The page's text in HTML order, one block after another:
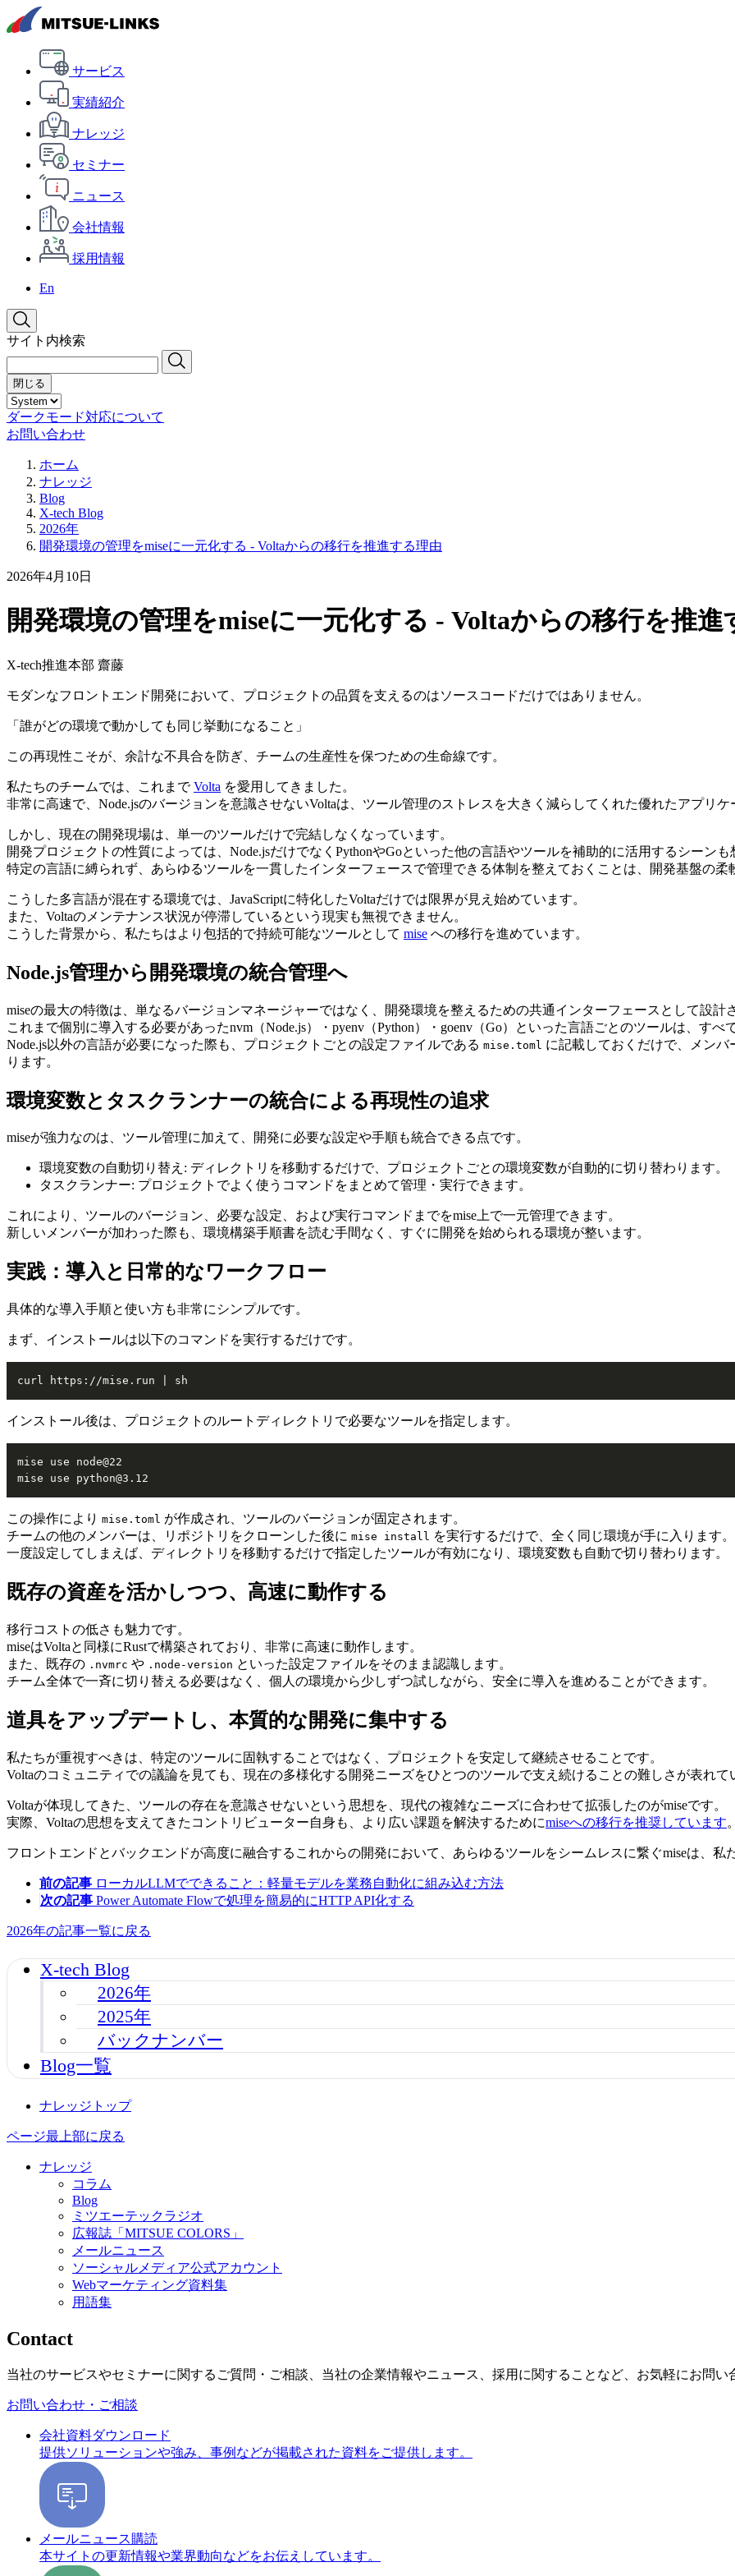
サービス
実績紹介
ナレッジ
セミナー
ニュース
会社情報
採用情報
En
サイト内検索
閉じる
ダークモード対応について
お問い合わせ
ホーム
ナレッジ
Blog
X-tech Blog
2026年
開発環境の管理をmiseに一元化する - Voltaからの移行を推進する理由
2026年4月10日
開発環境の管理をmiseに一元化する - Voltaからの移行を推進
X-tech推進本部 齋藤
モダンなフロントエンド開発において、プロジェクトの品質を支えるのはソースコードだけではありません。
「誰がどの環境で動かしても同じ挙動になること」
この再現性こそが、余計な不具合を防ぎ、チームの生産性を保つための生命線です。
私たちのチームでは、これまでVolta を愛用してきました。
非常に高速で、Node.jsのバージョンを意識させないVoltaは、ツール管理のストレスを大きく減らしてくれた優れたアプリケ
しかし、現在の開発現場は、単一のツールだけで完結しなくなっています。
開発プロジェクトの性質によっては、Node.jsだけでなくPythonやGoといった他の言語やツールを補助的に活用するシーンも
特定の言語に縛られず、あらゆるツールを一貫したインターフェースで管理できる体制を整えておくことは、開発基盤の柔
こうした多言語が混在する環境では、JavaScriptに特化したVoltaだけでは限界が見え始めています。
また、Voltaのメンテナンス状況が停滞しているという現実も無視できません。
こうした背景から、私たちはより包括的で持続可能なツールとして mise への移行を進めています。
Node.js管理から開発環境の統合管理へ
miseの最大の特徴は、単なるバージョンマネージャーではなく、開発環境を整えるための共通インターフェースとして設計
これまで個別に導入する必要があったnvm（Node.js）・pyenv（Python）・goenv（Go）といった言語ごとのツールは、すべ
Node.js以外の言語が必要になった際も、プロジェクトごとの設定ファイルである mise.toml に記載しておくだけで、メン
ります。
環境変数とタスクランナーの統合による再現性の追求
miseが強力なのは、ツール管理に加えて、開発に必要な設定や手順も統合できる点です。
環境変数の自動切り替え: ディレクトリを移動するだけで、プロジェクトごとの環境変数が自動的に切り替わります。
タスクランナー: プロジェクトでよく使うコマンドをまとめて管理・実行できます。
これにより、ツールのバージョン、必要な設定、および実行コマンドまでをmise上で一元管理できます。
新しいメンバーが加わった際も、環境構築手順書を読む手間なく、すぐに開発を始められる環境が整います。
実践：導入と日常的なワークフロー
具体的な導入手順と使い方も非常にシンプルです。
まず、インストールは以下のコマンドを実行するだけです。
curl https://mise.run | sh
インストール後は、プロジェクトのルートディレクトリで必要なツールを指定します。
mise use node@22
mise use python@3.12
この操作により mise.toml が作成され、ツールのバージョンが固定されます。
チームの他のメンバーは、リポジトリをクローンした後に mise install を実行するだけで、全く同じ環境が手に入ります。
一度設定してしまえば、ディレクトリを移動するだけで指定したツールが有効になり、環境変数も自動で切り替わります。
既存の資産を活かしつつ、高速に動作する
移行コストの低さも魅力です。
miseはVoltaと同様にRustで構築されており、非常に高速に動作します。
また、既存の .nvmrc や .node-version といった設定ファイルをそのまま認識します。
チーム全体で一斉に切り替える必要はなく、個人の環境から少しずつ試しながら、安全に導入を進めることができます。
道具をアップデートし、本質的な開発に集中する
私たちが重視すべきは、特定のツールに固執することではなく、プロジェクトを安定して継続させることです。
Voltaのコミュニティでの議論を見ても、現在の多様化する開発ニーズをひとつのツールで支え続けることの難しさが表れて
Voltaが体現してきた、ツールの存在を意識させないという思想を、現代の複雑なニーズに合わせて拡張したのがmiseです。
実際、Voltaの思想を支えてきたコントリビューター自身も、より広い課題を解決するためにmiseへの移行を推奨しています。
フロントエンドとバックエンドが高度に融合するこれからの開発において、あらゆるツールをシームレスに繋ぐmiseは、私
前の記事 ローカルLLMでできること：軽量モデルを業務自動化に組み込む方法
次の記事 Power Automate Flowで処理を簡易的にHTTP API化する
2026年の記事一覧に戻る
X-tech Blog
2026年
2025年
バックナンバー
Blog一覧
ナレッジトップ
ページ最上部に戻る
ナレッジ
コラム
Blog
ミツエーテックラジオ
広報誌「MITSUE COLORS」
メールニュース
ソーシャルメディア公式アカウント
Webマーケティング資料集
用語集
Contact
当社のサービスやセミナーに関するご質問・ご相談、当社の企業情報やニュース、採用に関することなど、お気軽にお問い
お問い合わせ・ご相談
会社資料ダウンロード
提供ソリューションや強み、事例などが掲載された資料をご提供します。
メールニュース購読
本サイトの更新情報や業界動向などをお伝えしています。